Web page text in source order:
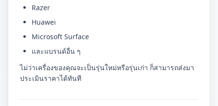
Razer
Huawei
Microsoft Surface
และแบรนด์อื่น ๆ
ไม่ว่าเครื่องของคุณจะเป็นรุ่นใหม่หรือรุ่นเก่า ก็สามารถส่งมา
ประเมินราคาได้ทันที